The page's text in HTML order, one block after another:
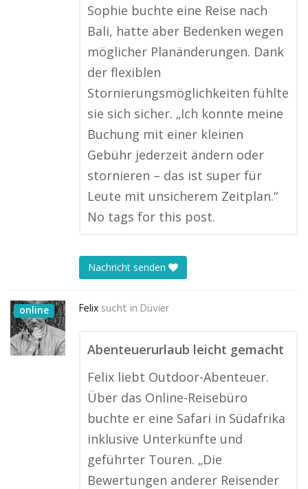
Sophie buchte eine Reise nach
Bali, hatte aber Bedenken wegen
möglicher Planänderungen. Dank
der flexiblen
Stornierungsmöglichkeiten fühlte
sie sich sicher. „Ich konnte meine
Buchung mit einer kleinen
Gebühr jederzeit ändern oder
stornieren – das ist super für
Leute mit unsicherem Zeitplan.“
No tags for this post.
Nachricht senden
online Felix sucht in Düvier
Abenteuerurlaub leicht gemacht
Felix liebt Outdoor-Abenteuer.
Über das Online-Reisebüro
buchte er eine Safari in Südafrika
inklusive Unterkünfte und
geführter Touren. „Die
Bewertungen anderer Reisender